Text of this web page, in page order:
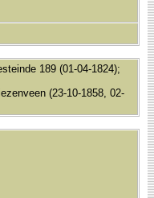
189 (01-04-1824);
(23-10-1858, 02-